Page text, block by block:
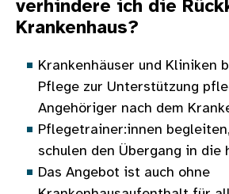
verhindere ich die
Krankenhaus?
Krankenhäuser und Kliniken
Pflege zur Unterstützung
Angehöriger nach dem
Pflegetrainer:innen
schulen den Übergang in die
Das Angebot ist auch ohne